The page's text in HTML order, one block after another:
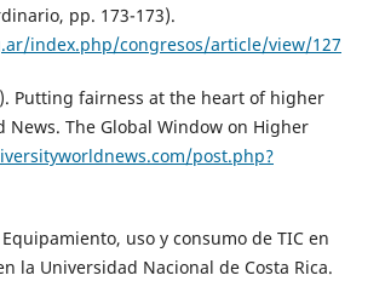
pp. 173-173).
index.php/congresos/article/view/127
Putting fairness at the heart of higher
The Global Window on Higher
post.php?
uso y consumo de TIC en
la Universidad Nacional de Costa Rica.